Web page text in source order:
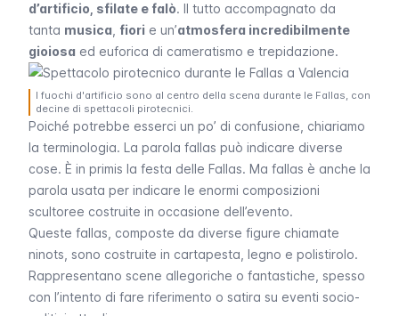
d’artificio, sfilate e falò. Il tutto accompagnato da
tanta musica fiori e un’atmosfera incredibilmente
gioiosa ed euforica di cameratismo e trepidazione.
I fuochi d'artificio sono al centro della scena durante le Fallas, con
decine di spettacoli pirotecnici.
Poiché potrebbe esserci un po’ di confusione, chiariamo
la terminologia. La parola fallas può indicare diverse
cose. È in primis la festa delle Fallas. Ma fallas è anche la
parola usata per indicare le enormi composizioni
scultoree costruite in occasione dell’evento.
Queste fallas , composte da diverse figure chiamate
ninots , sono costruite in cartapesta, legno e polistirolo.
Rappresentano scene allegoriche o fantastiche, spesso
con l’intento di fare riferimento o satira su eventi socio-